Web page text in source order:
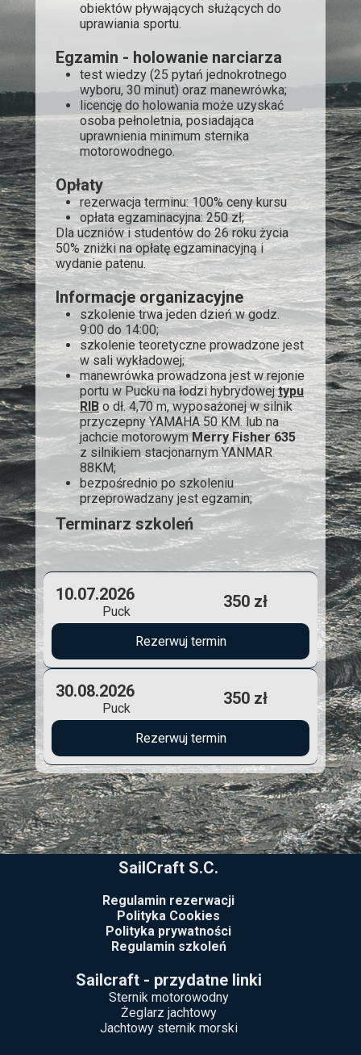
Terminarz szkoleń
Rezerwuj termin
30.08.2026
Puck
350 zł
Rezerwuj termin
10.07.2026
Puck
350 zł
Informacje organizacyjne
szkolenie trwa jeden dzień w godz.
9:00 do 14:00;
szkolenie teoretyczne prowadzone jest
w sali wykładowej;
manewrówka prowadzona jest w rejonie
portu w Pucku na łodzi hybrydowejtypu
RIBo dł. 4,70 m, wyposażonej w silnik
przyczepny YAMAHA 50 KM. lub na
jachcie motorowymMerry Fisher 635
z silnikiem stacjonarnym YANMAR
88KM;
bezpośrednio po szkoleniu
przeprowadzany jest egzamin;
Opłaty
rezerwacja terminu: 100% ceny kursu
opłata egzaminacyjna: 250 zł;
Dla uczniów i studentów do 26 roku życia
50% zniżki na opłatę egzaminacyjną i
wydanie patenu.
Egzamin - holowanie narciarza
test wiedzy (25 pytań jednokrotnego
wyboru, 30 minut) oraz manewrówka;
licencję do holowania może uzyskać
osoba pełnoletnia, posiadająca
uprawnienia minimum sternika
motorowodnego.
obiektów pływających służących do
uprawiania sportu.
Sailcraft - przydatne linki
Sternik motorowodny
Żeglarz jachtowy
Jachtowy sternik morski
SailCraft S.C.
Regulamin rezerwacji
Polityka Cookies
Polityka prywatności
Regulamin szkoleń